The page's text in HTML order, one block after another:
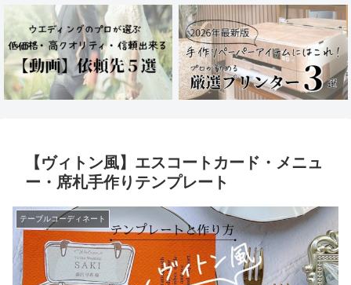
【ヴィトン風】エスコートカード・メニュ
ー・席札手作りテンプレート
テーブルコーディネート